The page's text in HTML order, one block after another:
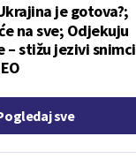
je gotova?;
na sve; Odjekuju
– stižu jezivi snimci
sve